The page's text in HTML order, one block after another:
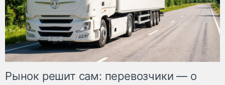
Рынок решит сам: перевозчики — о